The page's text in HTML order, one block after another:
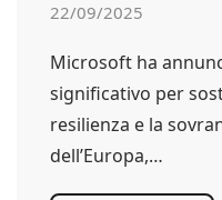
22/09/2025
Microsoft ha
significativo per
resilienza e la
dell’Europa,…